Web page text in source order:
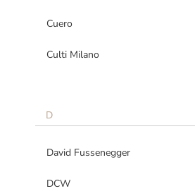
Cuero
Culti Milano
D
David Fussenegger
DCW